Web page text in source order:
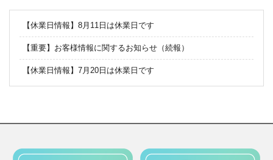
【休業日情報】8月11日は休業日です
【重要】お客様情報に関するお知らせ（続報）
【休業日情報】7月20日は休業日です